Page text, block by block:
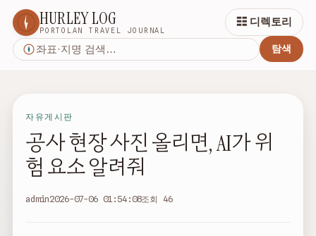
HURLEY LOG
PORTOLAN TRAVEL JOURNAL
☷ 디렉토리
탐색
자유게시판
공사 현장 사진 올리면, AI가 위
험 요소 알려줘
admin2026-07-06 01:54:08조회 46